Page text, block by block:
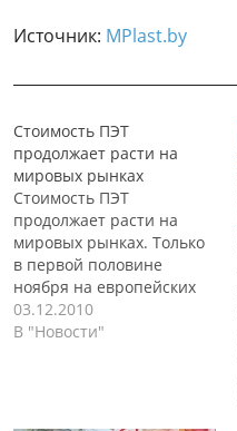
Источник: MPlast.by
Стоимость ПЭТ
продолжает расти на
мировых рынках
Стоимость ПЭТ
продолжает расти на
мировых рынках. Только
в первой половине
ноября на европейских
рынках стоимость
полиэтилентерефталата
03.12.2010
В "Новости"